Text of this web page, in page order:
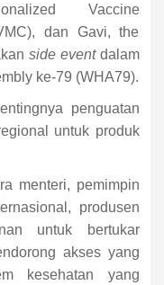
Vaccine
dan Gavi, the
side event dalam
ke-79 (WHA79).
penguatan
untuk produk
menteri, pemimpin
produsen
untuk bertukar
akses yang
kesehatan yang